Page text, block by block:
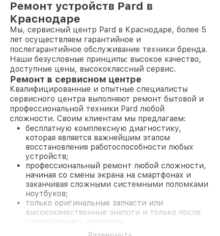
Ремонт устройств Pard в
Краснодаре
Мы, сервисный центр Pard в Краснодаре, более 5
лет осуществляем гарантийное и
послегарантийное обслуживание техники бренда.
Наши безусловные принципы: высокое качество,
доступные цены, высококлассный сервис.
Ремонт в сервисном центре
Квалифицированные и опытные специалисты
сервисного центра выполняют ремонт бытовой и
профессиональной техники Pard любой
сложности. Своим клиентам мы предлагаем:
бесплатную комплексную диагностику,
которая является важнейшим этапом
восстановления работоспособности любых
устройств;
профессиональный ремонт любой сложности,
начиная со смены экрана на смартфонах и
заканчивая сложными системными поломками
ноутбуков;
только оригинальные запчасти или
высококачественные аналоги и только после
согласования с клиентом.
На все работы и замененные комплектующие